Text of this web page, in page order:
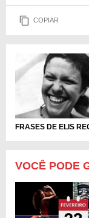
COPIAR
FRASES DE ELIS
VOCÊ PODE